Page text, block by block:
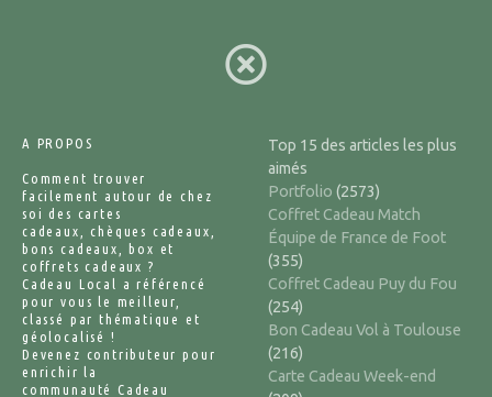
A PROPOS
Comment trouver
facilement autour de chez
soi des cartes
cadeaux, chèques cadeaux,
bons cadeaux, box et
coffrets cadeaux ?
Cadeau Local a référencé
pour vous le meilleur,
classé par thématique et
géolocalisé !
Devenez contributeur pour
enrichir la
communauté Cadeau
Top 15 des articles les plus
aimés
Portfolio (2573)
Coffret Cadeau Match
Équipe de France de Foot
(355)
Coffret Cadeau Puy du Fou
(254)
Bon Cadeau Vol à Toulouse
(216)
Carte Cadeau Week-end